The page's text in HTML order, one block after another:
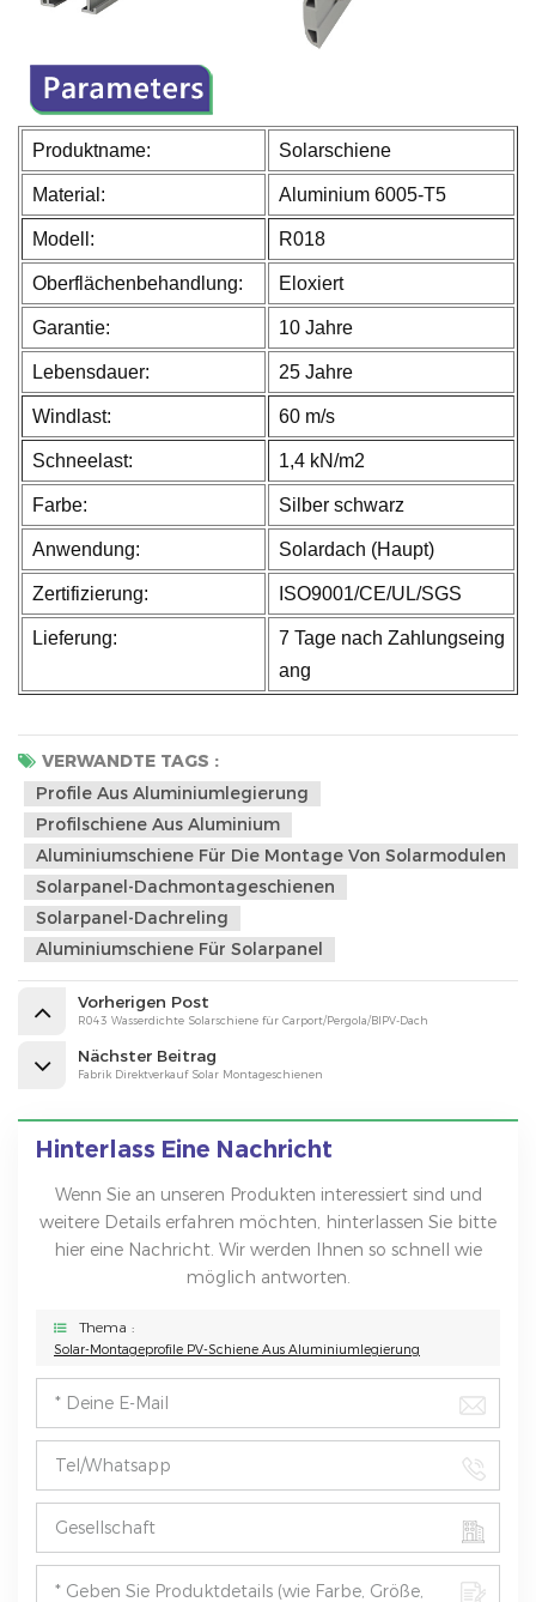
Produktname: Solarschiene
Material: Aluminium 6005-T5
Modell: R018
Oberflächenbehandlung: Eloxiert
Garantie: 10 Jahre
Lebensdauer: 25 Jahre
Windlast: 60 m/s
Schneelast: 1,4 kN/m2
Farbe: Silber schwarz
Anwendung: Solardach (Haupt)
Zertifizierung: ISO9001/CE/UL/SGS
Lieferung:
7 Tage nach Zahlungseing
ang
VERWANDTE TAGS :
Profile Aus Aluminiumlegierung
Profilschiene Aus Aluminium
Aluminiumschiene Für Die Montage Von Solarmodulen
Solarpanel-Dachmontageschienen
Solarpanel-Dachreling
Aluminiumschiene Für Solarpanel
Vorherigen Post
R043 Wasserdichte Solarschiene für Carport/Pergola/BIPV-Dach
Nächster Beitrag
Fabrik Direktverkauf Solar Montageschienen
Hinterlass Eine Nachricht
Wenn Sie an unseren Produkten interessiert sind und
weitere Details erfahren möchten, hinterlassen Sie bitte
hier eine Nachricht. Wir werden Ihnen so schnell wie
möglich antworten.
Thema :
Solar-Montageprofile PV-Schiene Aus Aluminiumlegierung